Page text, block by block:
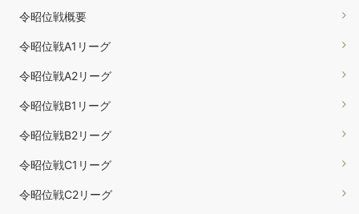
令昭位戦概要
令昭位戦A1リーグ
令昭位戦A2リーグ
令昭位戦B1リーグ
令昭位戦B2リーグ
令昭位戦C1リーグ
令昭位戦C2リーグ